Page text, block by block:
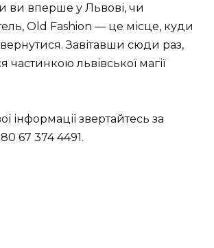
ви вперше у Львові, чи
Old Fashion — це місце, куди
Завітавши сюди раз,
частинкою львівської магії
інформації звертайтесь за
67 374 4491.